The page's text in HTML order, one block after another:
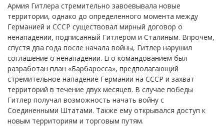
Армия Гитлера стремительно завоевывала новые
территории, однако до определенного момента между
Германией и СССР существовал мирный договор о
ненападении, подписанный Гитлером и Сталиным. Впрочем,
спустя два года после начала войны, Гитлер нарушил
соглашение о ненападении. Его командованием был
разработан план «Барбаросса», предполагающий
стремительное нападение Германии на СССР и захват
территорий в течение двух месяцев. В случае победы
Гитлер получал возможность начать войну с
Соединенными Штатами. Также ему открывался доступ к
новым территориям и торговым путям.